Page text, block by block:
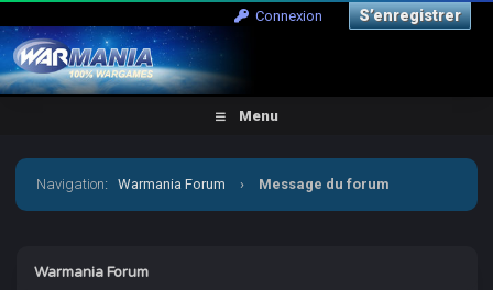
Connexion S’enregistrer
Menu
Navigation:Warmania Forum › Message du forum
Warmania Forum